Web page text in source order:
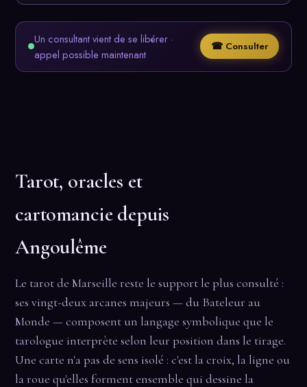
Un consultant vient de se libérer ·
appel possible maintenant
☎ Consulter
Tarot, oracles et
cartomancie depuis
Angoulême
Le tarot de Marseille reste le support le plus consulté :
ses vingt-deux arcanes majeurs — du Bateleur au
Monde — composent un langage symbolique que le
tarologue interprète selon leur position dans le tirage.
Une carte n'a pas de sens isolé : c'est la croix, la ligne ou
la roue qu'elles forment ensemble qui dessine la